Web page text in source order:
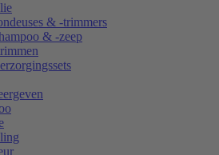
& -trimmers
& -zeep